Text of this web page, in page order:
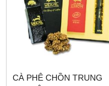
CÀ PHÊ CHỒN TRUNG